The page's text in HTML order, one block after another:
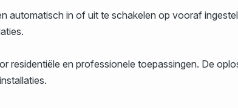
automatisch in of uit te schakelen op vooraf
residentiële en professionele toepassingen. De